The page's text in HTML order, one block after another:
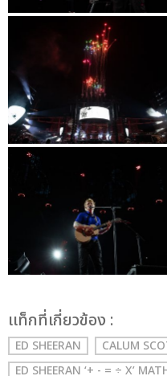
เเท็กที่เกี่ยวข้อง :
ED SHEERAN
CALUM
ED SHEERAN ‘+ - = ÷ X’